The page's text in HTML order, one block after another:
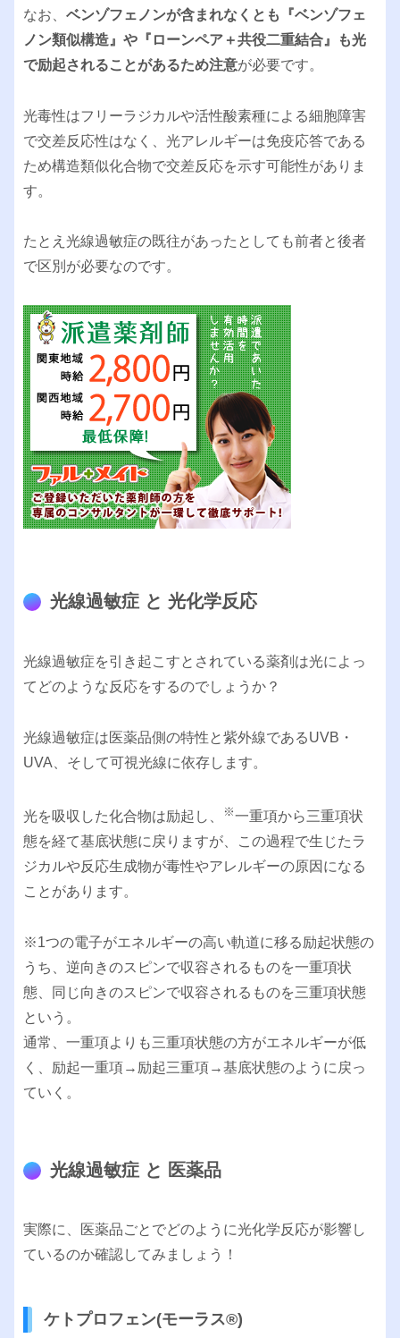
なお、 ベンゾフェノンが含まれなくとも『ベンゾフェ
ノン類似構造』や『ローンペア＋共役二重結合』も光
で励起されることがあるため注意が必要です。
光毒性はフリーラジカルや活性酸素種による細胞障害
で交差反応性はなく、光アレルギーは免疫応答である
ため構造類似化合物で交差反応を示す可能性がありま
す。
たとえ光線過敏症の既往があったとしても前者と後者
で区別が必要なのです。
光線過敏症 と 光化学反応
光線過敏症を引き起こすとされている薬剤は光によっ
てどのような反応をするのでしょうか？
光線過敏症は医薬品側の特性と紫外線であるUVB・
UVA、そして可視光線に依存します。
光を吸収した化合物は励起し、 ※一重項から三重項状
態を経て基底状態に戻りますが、この過程で生じたラ
ジカルや反応生成物が毒性やアレルギーの原因になる
ことがあります。
※1つの電子がエネルギーの高い軌道に移る励起状態の
うち、逆向きのスピンで収容されるものを一重項状
態、同じ向きのスピンで収容されるものを三重項状態
という。
通常、一重項よりも三重項状態の方がエネルギーが低
く、励起一重項→励起三重項→基底状態のように戻っ
ていく。
光線過敏症 と 医薬品
実際に、医薬品ごとでどのように光化学反応が影響し
ているのか確認してみましょう！
ケトプロフェン(モーラス®︎)